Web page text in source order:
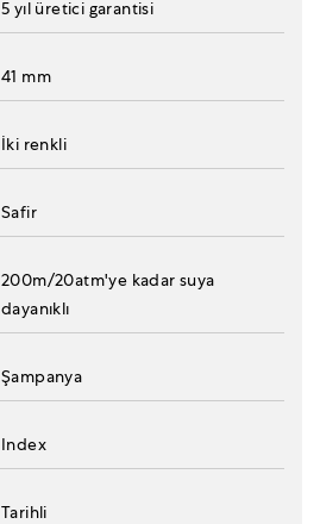
5 yıl üretici garantisi
41 mm
İki renkli
Safir
200m/20atm'ye kadar suya
dayanıklı
Şampanya
Index
Tarihli